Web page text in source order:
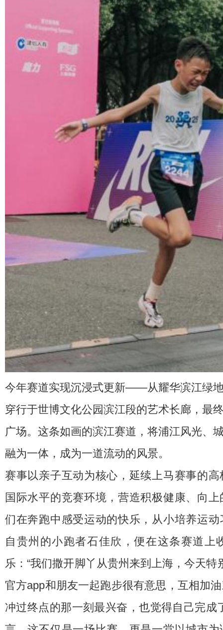
今年赛道实现沉浸式更新——从耀华滨江绿
穿行于世博文化公园滨江段的艺术长廊，最
广场。这条如画的滨江赛道，将浦江风光、
融为一体，成为一道流动的风景。
赛事以亲子互动为核心，延续上马赛事的
国际水平的竞赛环境，营造积极健康、向
们在奔跑中感受运动的快乐，从小培养运
自贵州的小跑者石佳欣，便在这条赛道上
乐：“我们撒开脚丫从贵州来到上海，今天特
官方app和朋友一起跑步很有意思，互相加
冲过终点的那一刻最兴奋，也觉得自己完成